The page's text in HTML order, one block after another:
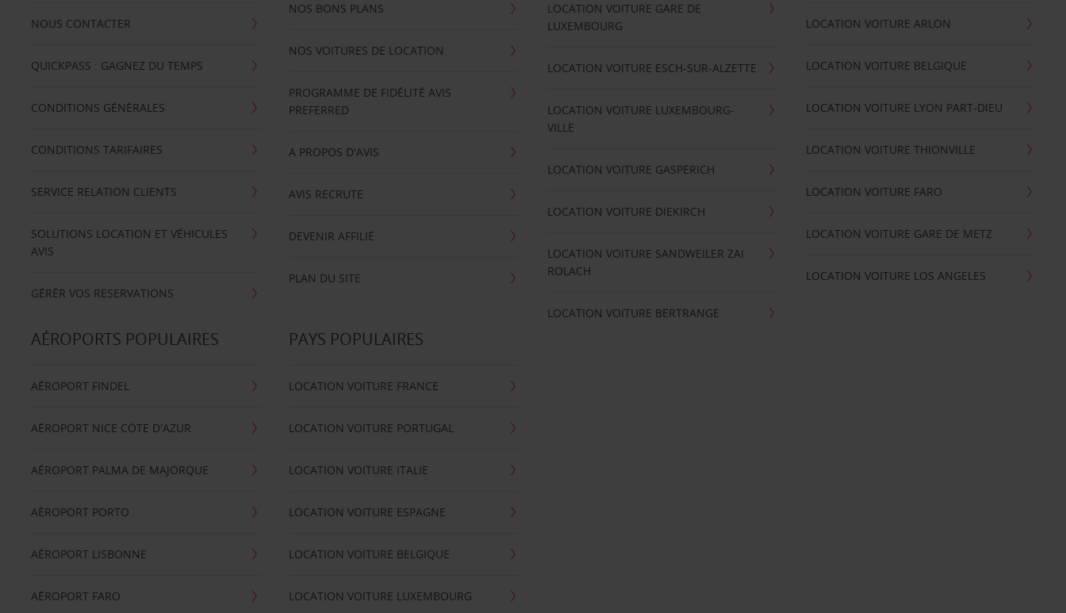
NOUS CONTACTER
QUICKPASS : GAGNEZ DU TEMPS
CONDITIONS GÉNÉRALES
CONDITIONS TARIFAIRES
SERVICE RELATION CLIENTS
SOLUTIONS LOCATION ET VÉHICULES
AVIS
GÉRÉR VOS RESERVATIONS
NOS BONS PLANS
NOS VOITURES DE LOCATION
PROGRAMME DE FIDÉLITÉ AVIS
PREFERRED
A PROPOS D'AVIS
AVIS RECRUTE
DEVENIR AFFILIÉ
PLAN DU SITE
LOCATION VOITURE GARE DE
LUXEMBOURG
LOCATION VOITURE ESCH-SUR-ALZETTE
LOCATION VOITURE LUXEMBOURG-
VILLE
LOCATION VOITURE GASPERICH
LOCATION VOITURE DIEKIRCH
LOCATION VOITURE SANDWEILER ZAI
ROLACH
LOCATION VOITURE BERTRANGE
LOCATION VOITURE ARLON
LOCATION VOITURE BELGIQUE
LOCATION VOITURE LYON PART-DIEU
LOCATION VOITURE THIONVILLE
LOCATION VOITURE FARO
LOCATION VOITURE GARE DE METZ
LOCATION VOITURE LOS ANGELES
AÉROPORTS POPULAIRES
AÉROPORT FINDEL
AÉROPORT NICE CÖTE D'AZUR
AÉROPORT PALMA DE MAJORQUE
AÉROPORT PORTO
AÉROPORT LISBONNE
AÉROPORT FARO
PAYS POPULAIRES
LOCATION VOITURE FRANCE
LOCATION VOITURE PORTUGAL
LOCATION VOITURE ITALIE
LOCATION VOITURE ESPAGNE
LOCATION VOITURE BELGIQUE
LOCATION VOITURE LUXEMBOURG